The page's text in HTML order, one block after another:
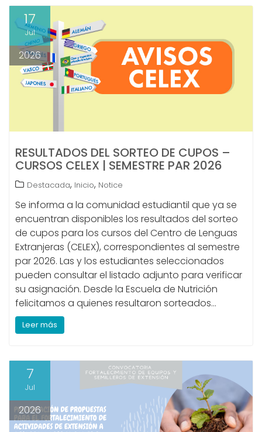
17
Jul
2026
RESULTADOS DEL SORTEO DE CUPOS –
CURSOS CELEX | SEMESTRE PAR 2026
Destacada, Inicio, Notice
Se informa a la comunidad estudiantil que ya se
encuentran disponibles los resultados del sorteo
de cupos para los cursos del Centro de Lenguas
Extranjeras (CELEX), correspondientes al semestre
par 2026. Las y los estudiantes seleccionados
pueden consultar el listado adjunto para verificar
su asignación. Desde la Escuela de Nutrición
felicitamos a quienes resultaron sorteados…
Leer más
7
Jul
2026